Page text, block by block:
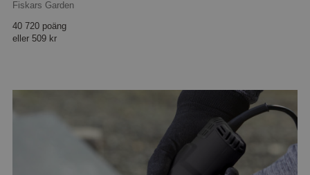
Fiskars Garden
40 720 poäng
eller 509 kr